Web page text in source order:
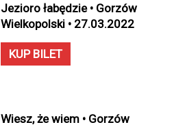
Jezioro łabędzie • Gorzów
Wielkopolski • 27.03.2022
KUP BILET
Wiesz, że wiem • Gorzów